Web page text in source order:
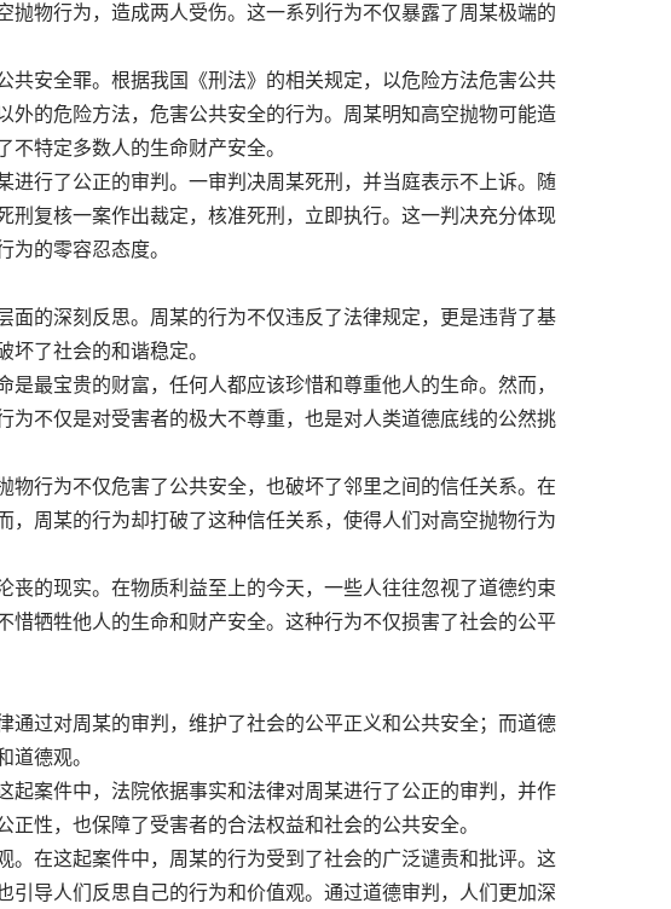
物行为，造成两人受伤。这一系列行为不仅暴露了周某极端的
安全罪。根据我国《刑法》的相关规定，以危险方法危害公共
的危险方法，危害公共安全的行为。周某明知高空抛物可能造
特定多数人的生命财产安全。
行了公正的审判。一审判决周某死刑，并当庭表示不上诉。随
复核一案作出裁定，核准死刑，立即执行。这一判决充分体现
的零容忍态度。
面的深刻反思。周某的行为不仅违反了法律规定，更是违背了基
了社会的和谐稳定。
宝贵的财富，任何人都应该珍惜和尊重他人的生命。然而，
不仅是对受害者的极大不尊重，也是对人类道德底线的公然挑
行为不仅危害了公共安全，也破坏了邻里之间的信任关系。在
周某的行为却打破了这种信任关系，使得人们对高空抛物行为
的现实。在物质利益至上的今天，一些人往往忽视了道德约束
牺牲他人的生命和财产安全。这种行为不仅损害了社会的公平
过对周某的审判，维护了社会的公平正义和公共安全；而道德
道德观。
案件中，法院依据事实和法律对周某进行了公正的审判，并作
性，也保障了受害者的合法权益和社会的公共安全。
在这起案件中，周某的行为受到了社会的广泛谴责和批评。这
导人们反思自己的行为和价值观。通过道德审判，人们更加深